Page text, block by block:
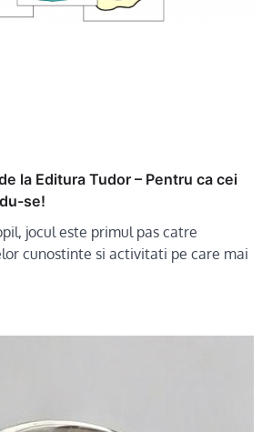
la Editura Tudor – Pentru ca cei
se!
jocul este primul pas catre
cunostinte si activitati pe care mai